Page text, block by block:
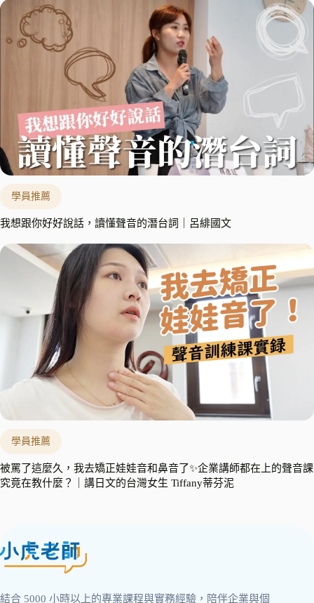
學員推薦
我想跟你好好說話，讀懂聲音的潛台詞｜呂緋國文
學員推薦
被罵了這麼久，我去矯正娃娃音和鼻音了✨企業講師都在上的聲音課
究竟在教什麼？｜講日文的台灣女生 Tiffany蒂芬泥
結合 5000 小時以上的專業課程與實務經驗，陪伴企業與個